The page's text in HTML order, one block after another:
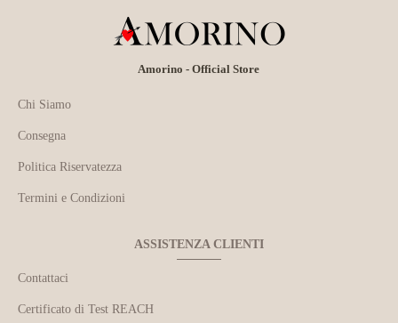
Amorino - Official Store
Chi Siamo
Consegna
Politica Riservatezza
Termini e Condizioni
ASSISTENZA CLIENTI
Contattaci
Certificato di Test REACH